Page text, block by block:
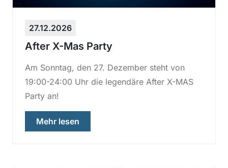
27.12.2026
After X-Mas Party
Am Sonntag, den 27. Dezember steht von
19:00-24:00 Uhr die legendäre After X-MAS
Party an!
Mehr lesen